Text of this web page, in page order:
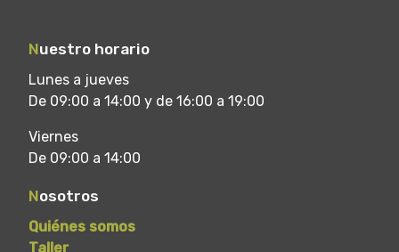
Nuestro horario
Lunes a jueves
De 09:00 a 14:00 y de 16:00 a 19:00
Viernes
De 09:00 a 14:00
Nosotros
Quiénes somos
Taller